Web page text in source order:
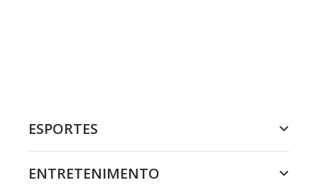
ESPORTES
ENTRETENIMENTO